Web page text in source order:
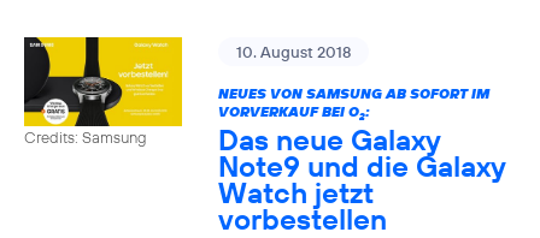
Credits: Samsung
10. August 2018
NEUES VON SAMSUNG AB SOFORT IM
VORVERKAUF BEI O2:
Das neue Galaxy
Note9 und die Galaxy
Watch jetzt
vorbestellen